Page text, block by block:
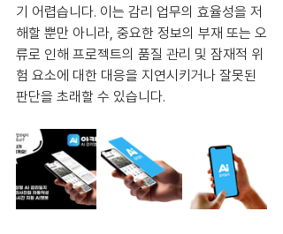
기 어렵습니다. 이는 감리 업무의 효율성을 저
해할 뿐만 아니라, 중요한 정보의 부재 또는 오
류로 인해 프로젝트의 품질 관리 및 잠재적 위
험 요소에 대한 대응을 지연시키거나 잘못된
판단을 초래할 수 있습니다.